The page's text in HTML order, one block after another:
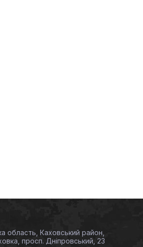
область, Каховський район,
просп. Дніпровський, 23